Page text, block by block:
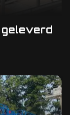
geleverd